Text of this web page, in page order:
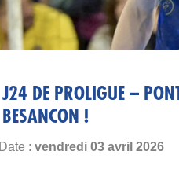
J24 DE PROLIGUE –
BESANCON !
Date : vendredi 03 avril 2026